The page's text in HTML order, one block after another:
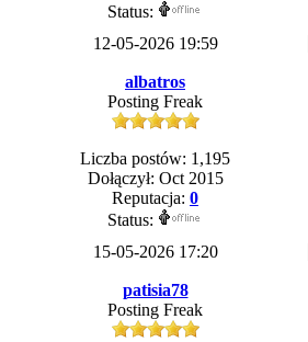
Status:
12-05-2026 19:59
albatros
Posting Freak
Liczba postów: 1,195
Dołączył: Oct 2015
Reputacja: 0
Status:
15-05-2026 17:20
patisia78
Posting Freak